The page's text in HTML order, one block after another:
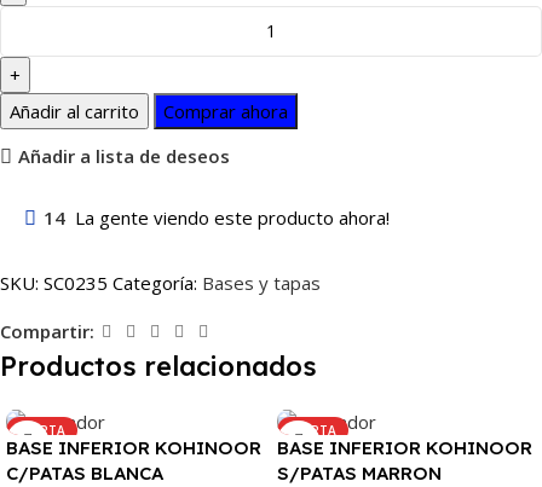
Añadir al carrito
Comprar ahora
Añadir a lista de deseos
14 La gente viendo este producto ahora!
SKU: SC0235 Categoría: Bases y tapas
Compartir:
Productos relacionados
OFERTA
BASE INFERIOR KOHINOOR
C/PATAS BLANCA
OFERTA
BASE INFERIOR KOHINOOR
S/PATAS MARRON